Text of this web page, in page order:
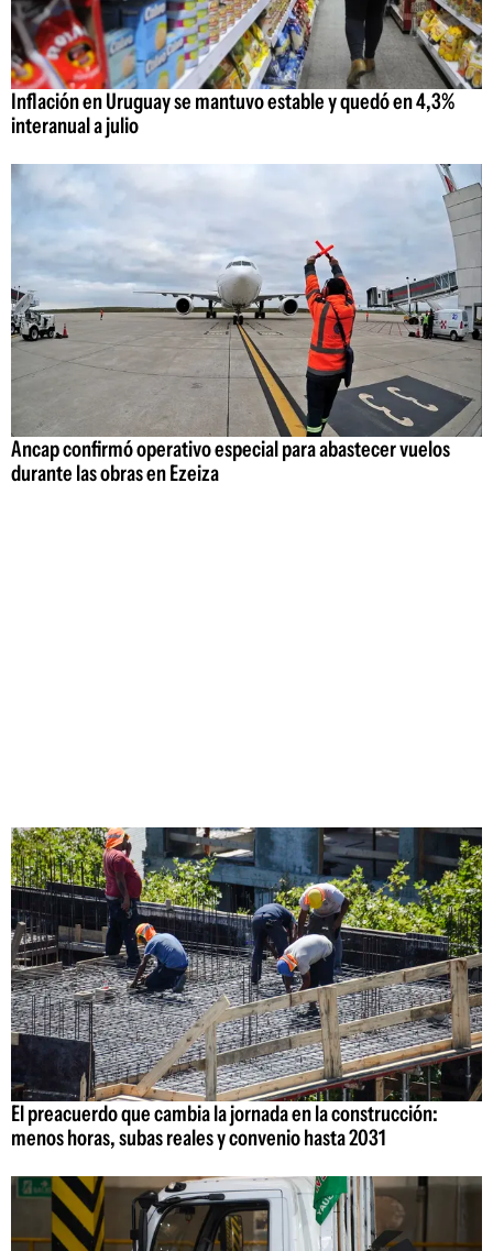
Inflación en Uruguay se mantuvo estable y quedó en 4,3%
interanual a julio
Ancap confirmó operativo especial para abastecer vuelos
durante las obras en Ezeiza
El preacuerdo que cambia la jornada en la construcción:
menos horas, subas reales y convenio hasta 2031